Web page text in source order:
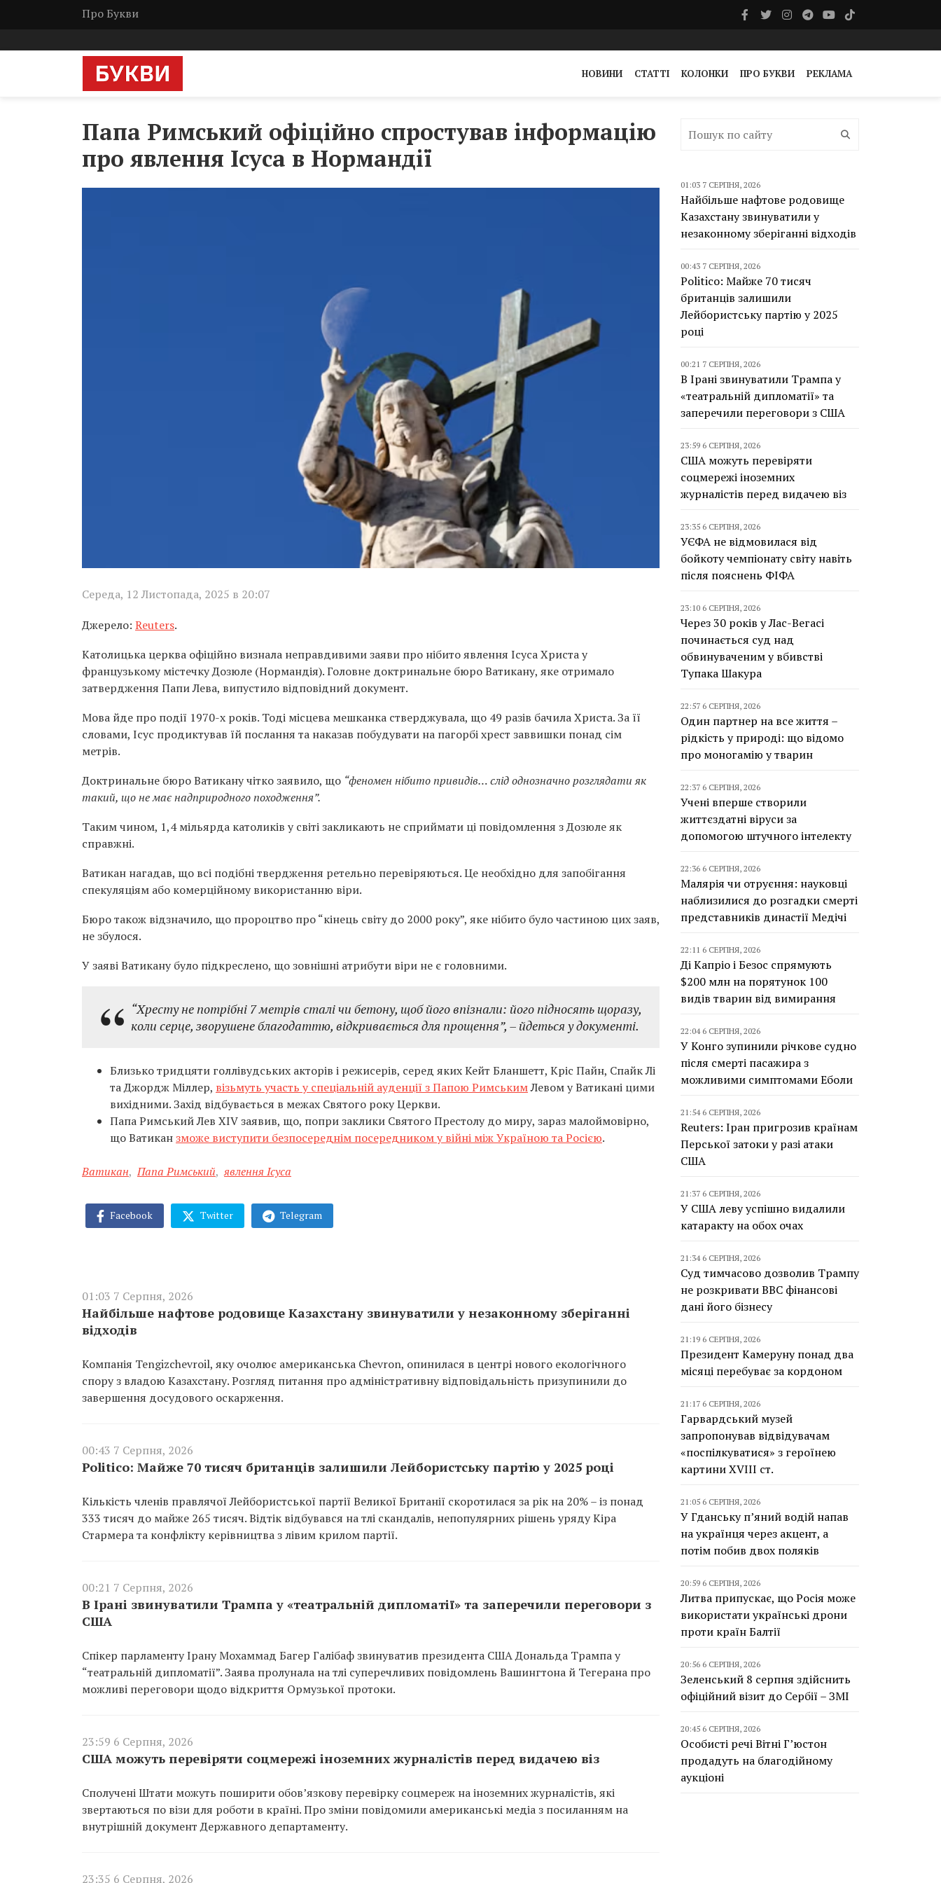
Про Букви
НОВИНИ СТАТТІ КОЛОНКИ ПРО БУКВИ РЕКЛАМА
Папа Римський офіційно спростував інформацію
про явлення Ісуса в Нормандії
Середа, 12 Листопада, 2025 в 20:07
Джерело: Reuters.
Католицька церква офіційно визнала неправдивими заяви про нібито явлення Ісуса Христа у
французькому містечку Дозюле (Нормандія). Головне доктринальне бюро Ватикану, яке отримало
затвердження Папи Лева, випустило відповідний документ.
Мова йде про події 1970-х років. Тоді місцева мешканка стверджувала, що 49 разів бачила Христа. За її
словами, Ісус продиктував їй послання та наказав побудувати на пагорбі хрест заввишки понад сім
метрів.
Доктринальне бюро Ватикану чітко заявило, що “феномен нібито привидів… слід однозначно розглядати як
такий, що не має надприродного походження”.
Таким чином, 1,4 мільярда католиків у світі закликають не сприймати ці повідомлення з Дозюле як
справжні.
Ватикан нагадав, що всі подібні твердження ретельно перевіряються. Це необхідно для запобігання
спекуляціям або комерційному використанню віри.
Бюро також відзначило, що пророцтво про “кінець світу до 2000 року”, яке нібито було частиною цих заяв,
не збулося.
У заяві Ватикану було підкреслено, що зовнішні атрибути віри не є головними.
“Хресту не потрібні 7 метрів сталі чи бетону, щоб його впізнали: його підносять щоразу,
коли серце, зворушене благодаттю, відкривається для прощення”, – йдеться у документі.
Близько тридцяти голлівудських акторів і режисерів, серед яких Кейт Бланшетт, Кріс Пайн, Спайк Лі
та Джордж Міллер, візьмуть участь у спеціальній ауденції з Папою РимськимЛевом у Ватикані цими
вихідними. Захід відбувається в межах Святого року Церкви.
Папа Римський Лев XIV заявив, що, попри заклики Святого Престолу до миру, зараз малоймовірно,
що Ватиканзможе виступити безпосереднім посередником у війні між Україною та Росією.
Ватикан, Папа Римський, явлення Ісуса
Facebook Twitter Telegram
01:03 7 Серпня, 2026
Найбільше нафтове родовище Казахстану звинуватили у незаконному зберіганні
відходів
Компанія Tengizchevroil, яку очолює американська Chevron, опинилася в центрі нового екологічного
спору з владою Казахстану. Розгляд питання про адміністративну відповідальність призупинили до
завершення досудового оскарження.
00:43 7 Серпня, 2026
Politico: Майже 70 тисяч британців залишили Лейбористську партію у 2025 році
Кількість членів правлячої Лейбористської партії Великої Британії скоротилася за рік на 20% – із понад
333 тисяч до майже 265 тисяч. Відтік відбувався на тлі скандалів, непопулярних рішень уряду Кіра
Стармера та конфлікту керівництва з лівим крилом партії.
00:21 7 Серпня, 2026
В Ірані звинуватили Трампа у «театральній дипломатії» та заперечили переговори з
США
Спікер парламенту Ірану Мохаммад Багер Галібаф звинуватив президента США Дональда Трампа у
“театральній дипломатії”. Заява пролунала на тлі суперечливих повідомлень Вашингтона й Тегерана про
можливі переговори щодо відкриття Ормузької протоки.
23:59 6 Серпня, 2026
США можуть перевіряти соцмережі іноземних журналістів перед видачею віз
Сполучені Штати можуть поширити обов’язкову перевірку соцмереж на іноземних журналістів, які
звертаються по візи для роботи в країні. Про зміни повідомили американські медіа з посиланням на
внутрішній документ Державного департаменту.
23:35 6 Серпня, 2026
01:03 7 СЕРПНЯ, 2026
Найбільше нафтове родовище
Казахстану звинуватили у
незаконному зберіганні відходів
00:43 7 СЕРПНЯ, 2026
Politico: Майже 70 тисяч
британців залишили
Лейбористську партію у 2025
році
00:21 7 СЕРПНЯ, 2026
В Ірані звинуватили Трампа у
«театральній дипломатії» та
заперечили переговори з США
23:59 6 СЕРПНЯ, 2026
США можуть перевіряти
соцмережі іноземних
журналістів перед видачею віз
23:35 6 СЕРПНЯ, 2026
УЄФА не відмовилася від
бойкоту чемпіонату світу навіть
після пояснень ФІФА
23:10 6 СЕРПНЯ, 2026
Через 30 років у Лас-Вегасі
починається суд над
обвинуваченим у вбивстві
Тупака Шакура
22:57 6 СЕРПНЯ, 2026
Один партнер на все життя –
рідкість у природі: що відомо
про моногамію у тварин
22:37 6 СЕРПНЯ, 2026
Учені вперше створили
життєздатні віруси за
допомогою штучного інтелекту
22:36 6 СЕРПНЯ, 2026
Малярія чи отруєння: науковці
наблизилися до розгадки смерті
представників династії Медічі
22:11 6 СЕРПНЯ, 2026
Ді Капріо і Безос спрямують
$200 млн на порятунок 100
видів тварин від вимирання
22:04 6 СЕРПНЯ, 2026
У Конго зупинили річкове судно
після смерті пасажира з
можливими симптомами Еболи
21:54 6 СЕРПНЯ, 2026
Reuters: Іран пригрозив країнам
Перської затоки у разі атаки
США
21:37 6 СЕРПНЯ, 2026
У США леву успішно видалили
катаракту на обох очах
21:34 6 СЕРПНЯ, 2026
Суд тимчасово дозволив Трампу
не розкривати BBC фінансові
дані його бізнесу
21:19 6 СЕРПНЯ, 2026
Президент Камеруну понад два
місяці перебуває за кордоном
21:17 6 СЕРПНЯ, 2026
Гарвардський музей
запропонував відвідувачам
«поспілкуватися» з героїнею
картини XVIII ст.
21:05 6 СЕРПНЯ, 2026
У Гданську п’яний водій напав
на українця через акцент, а
потім побив двох поляків
20:59 6 СЕРПНЯ, 2026
Литва припускає, що Росія може
використати українські дрони
проти країн Балтії
20:56 6 СЕРПНЯ, 2026
Зеленський 8 серпня здійснить
офіційний візит до Сербії – ЗМІ
20:45 6 СЕРПНЯ, 2026
Особисті речі Вітні Г’юстон
продадуть на благодійному
аукціоні